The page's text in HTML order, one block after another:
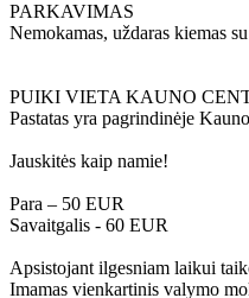
PARKAVIMAS
Nemokamas, uždaras kiemas
PUIKI VIETA KAUNO
Pastatas yra pagrindinėje
Jauskitės kaip namie!
Para – 50 EUR
Savaitgalis - 60 EUR
Apsistojant ilgesniam laikui
Imamas vienkartinis valymo